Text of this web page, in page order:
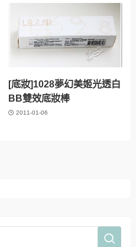
[底妝]1028夢幻美姬光透白
BB雙效底妝棒
2011-01-06